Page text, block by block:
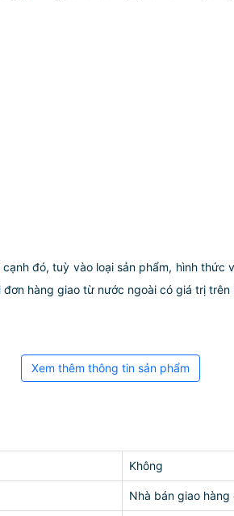
đó, tuỳ vào loại sản phẩm, hình
hàng giao từ nước ngoài có giá trị trên
Xem thêm thông tin sản phẩm
Không
Nhà bán giao